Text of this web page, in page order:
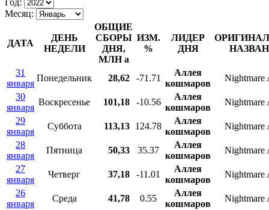
Год:
Месяц:
ДАТА
ДЕНЬ
НЕДЕЛИ
ОБЩИЕ
СБОРЫ
ДНЯ,
МЛНa
ИЗМ.
%
ЛИДЕР
ДНЯ
31
января
Понедельник 28,62 -71.71
Аллея
кошмаров
Nightmare
30
января
Воскресенье 101,18 -10.56
Аллея
кошмаров
Nightmare
29
января
Суббота 113,13 124.78
Аллея
кошмаров
Nightmare
28
января
Пятница 50,33 35.37
Аллея
кошмаров
Nightmare
27
января
Четверг 37,18 -11.01
Аллея
кошмаров
Nightmare
26
января
Среда 41,78 0.55
Аллея
кошмаров
Nightmare